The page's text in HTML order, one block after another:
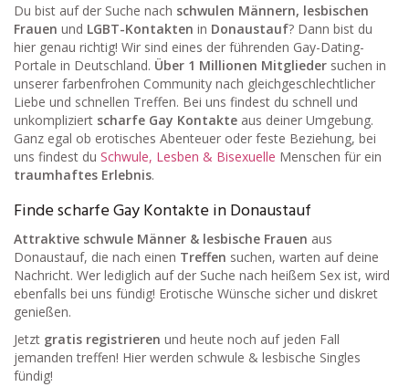
Du bist auf der Suche nach schwulen Männern, lesbischen
Frauen und LGBT-Kontakten in Donaustauf? Dann bist du
hier genau richtig! Wir sind eines der führenden Gay-Dating-
Portale in Deutschland. Über 1 Millionen Mitglieder suchen in
unserer farbenfrohen Community nach gleichgeschlechtlicher
Liebe und schnellen Treffen. Bei uns findest du schnell und
unkompliziert scharfe Gay Kontakte aus deiner Umgebung.
Ganz egal ob erotisches Abenteuer oder feste Beziehung, bei
uns findest du Schwule, Lesben & Bisexuelle Menschen für ein
traumhaftes Erlebnis.
Finde scharfe Gay Kontakte in Donaustauf
Attraktive schwule Männer & lesbische Frauen aus
Donaustauf, die nach einen Treffen suchen, warten auf deine
Nachricht. Wer lediglich auf der Suche nach heißem Sex ist, wird
ebenfalls bei uns fündig! Erotische Wünsche sicher und diskret
genießen.
Jetzt gratis registrieren und heute noch auf jeden Fall
jemanden treffen! Hier werden schwule & lesbische Singles
fündig!